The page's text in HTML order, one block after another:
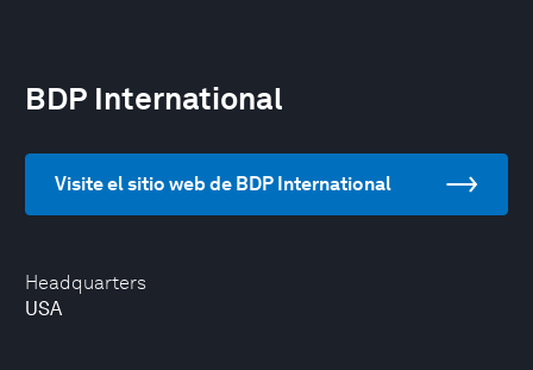
Headquarters
USA
BDP International
Visite el sitio web de BDP International